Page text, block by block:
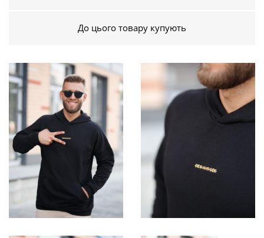
До цього товару купують